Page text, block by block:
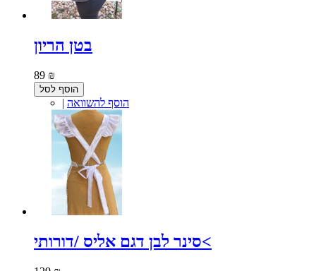
בטן הריון
89 ₪
הוסף לסל
| הוסף להשוואה
סינר לבן דגם אליס /דורותי<